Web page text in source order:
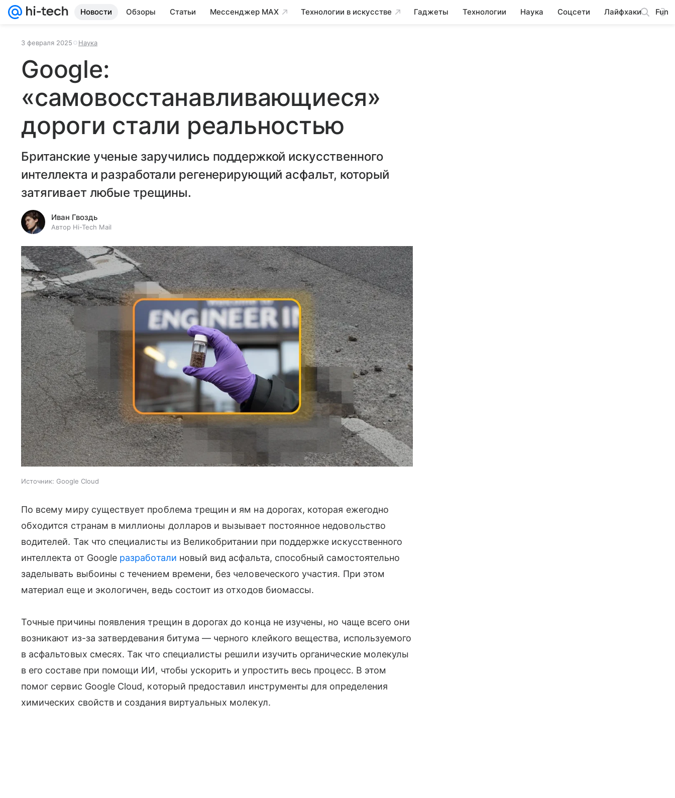
Новости Обзоры Статьи Мессенджер MAX Технологии в искусстве Гаджеты Технологии Наука Соцсети Лайфхаки Fun
3 февраля 2025 Наука
Google:
«самовосстанавливающиеся»
дороги стали реальностью
Британские ученые заручились поддержкой искусственного
интеллекта и разработали регенерирующий асфальт, который
затягивает любые трещины.
Иван Гвоздь
Автор Hi-Tech Mail
Источник: Google Cloud
По всему миру существует проблема трещин и ям на дорогах, которая ежегодно
обходится странам в миллионы долларов и вызывает постоянное недовольство
водителей. Так что специалисты из Великобритании при поддержке искусственного
интеллекта от Google разработали новый вид асфальта, способный самостоятельно
заделывать выбоины с течением времени, без человеческого участия. При этом
материал еще и экологичен, ведь состоит из отходов биомассы.
Точные причины появления трещин в дорогах до конца не изучены, но чаще всего они
возникают из-за затвердевания битума — черного клейкого вещества, используемого
в асфальтовых смесях. Так что специалисты решили изучить органические молекулы
в его составе при помощи ИИ, чтобы ускорить и упростить весь процесс. В этом
помог сервис Google Cloud, который предоставил инструменты для определения
химических свойств и создания виртуальных молекул.